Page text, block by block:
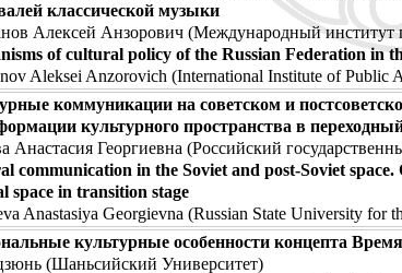
классической музыки
Алексей Анзорович (Международный институт
of cultural policy of the Russian Federation in
Aleksei Anzorovich (International Institute of Public
коммуникации на советском и
культурного пространства в
Анастасия Георгиевна (Российский
communication in the Soviet and post-Soviet
space in transition stage
Anastasiya Georgievna (Russian State University for
культурные особенности концепта
(Шаньсийский Университет)